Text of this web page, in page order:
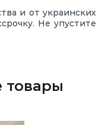
и от украинских
Не упустите
товары